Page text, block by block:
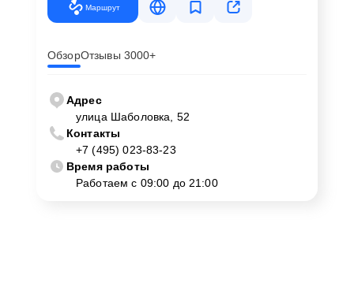
Маршрут
ОбзорОтзывы 3000+
Адрес
улица Шаболовка, 52
Контакты
+7 (495) 023-83-23
Время работы
Работаем с 09:00 до 21:00